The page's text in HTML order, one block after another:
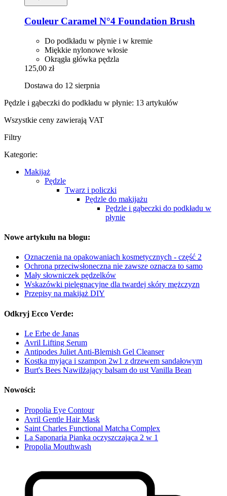
Couleur Caramel N°4 Foundation Brush
Do podkładu w płynie i w kremie
Miękkie nylonowe włosie
Okrągła główka pędzla
125,00 zł
Dostawa do 12 sierpnia
Pędzle i gąbeczki do podkładu w płynie: 13 artykułów
Wszystkie ceny zawierają VAT
Filtry
Kategorie:
Makijaż
Pędzle
Twarz i policzki
Pędzle do makijażu
Pędzle i gąbeczki do podkładu w
płynie
Nowe artykułu na blogu:
Oznaczenia na opakowaniach kosmetycznych - część 2
Ochrona przeciwsłoneczna nie zawsze oznacza to samo
Mały słowniczek pędzelków
Wskazówki pielęgnacyjne dla twardej skóry mężczyzn
Przepisy na makijaż DIY
Odkryj Ecco Verde:
Le Erbe de Janas
Avril Lifting Serum
Antipodes Juliet Anti-Blemish Gel Cleanser
Kostka myjąca i szampon 2w1 z drzewem sandałowym
Burt's Bees Nawilżający balsam do ust Vanilla Bean
Nowości:
Propolia Eye Contour
Avril Gentle Hair Mask
Saint Charles Functional Matcha Complex
La Saponaria Pianka oczyszczająca 2 w 1
Propolia Mouthwash